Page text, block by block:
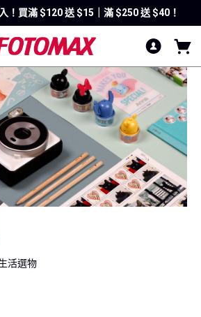
！買滿 $120 送 $15｜滿 $250 送 $40！
活選物